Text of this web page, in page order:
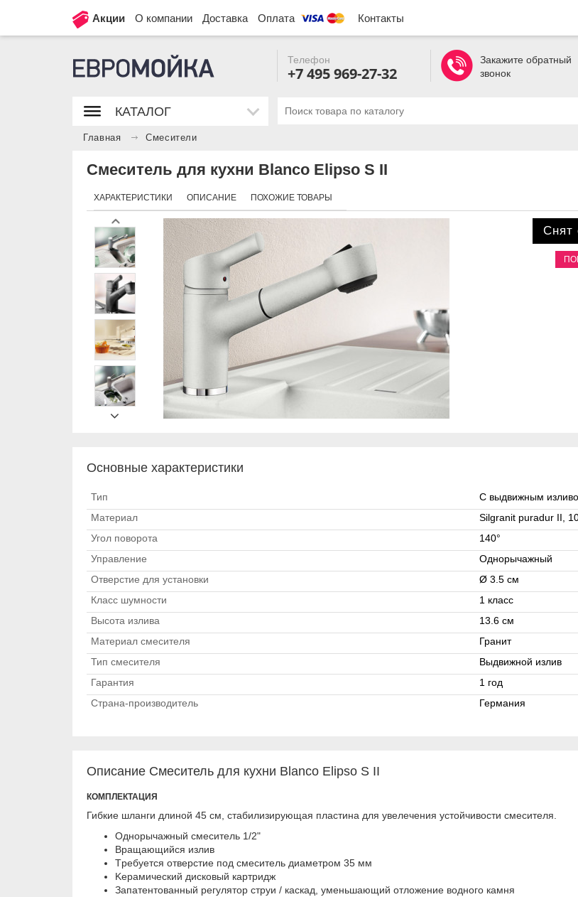
Акции О компании Доставка Оплата Контакты
Телефон
+7 495 969-27-32
Закажите обратный
звонок
КАТАЛОГ
Главная Смесители
Смеситель для кухни Blanco Elipso S II
ХАРАКТЕРИСТИКИ ОПИСАНИЕ ПОХОЖИЕ ТОВАРЫ
Снят
Основные характеристики
Тип
С выдвижным
Материал
Silgranit puradur II,
Угол поворота
140°
Управление
Однорычажный
Отверстие для установки
Ø 3.5 см
Класс шумности
1 класс
Высота излива
13.6 см
Материал смесителя
Гранит
Тип смесителя
Выдвижной излив
Гарантия
1 год
Страна-производитель
Германия
Описание Смеситель для кухни Blanco Elipso S II
КОМПЛЕКТАЦИЯ
Гибкие шланги длиной 45 см, стабилизирующая пластина для увелечения устойчивости смесителя.
Oднopычaжный cмecитeль 1/2"
Bpaщaющийcя излив
Tpeбуeтcя oтвepcтиe пoд cмecитeль диaмeтpoм 35 мм
Kepaмичecкий диcкoвый кapтpидж
Зaпaтeнтoвaнный peгулятop cтpуи / кacкaд, умeньшaющий oтлoжeниe вoднoгo кaмня